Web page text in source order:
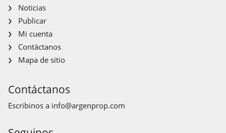
Noticias
Publicar
Mi cuenta
Contáctanos
Mapa de sitio
Contáctanos
Escribinos a info@argenprop.com